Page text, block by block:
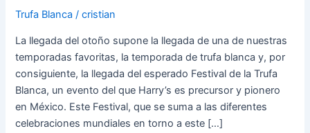
Trufa Blanca /cristian
La llegada del otoño supone la llegada de una de nuestras
temporadas favoritas, la temporada de trufa blanca y, por
consiguiente, la llegada del esperado Festival de la Trufa
Blanca, un evento del que Harry’s es precursor y pionero
en México. Este Festival, que se suma a las diferentes
celebraciones mundiales en torno a este […]